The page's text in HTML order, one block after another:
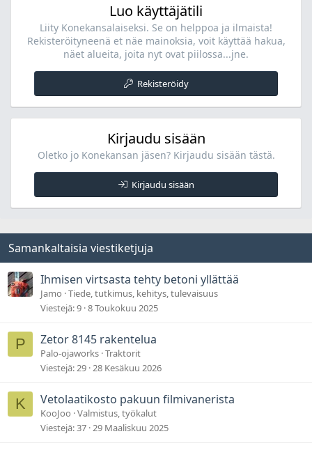
Luo käyttäjätili
Liity Konekansalaiseksi. Se on helppoa ja ilmaista!
Rekisteröityneenä et näe mainoksia, voit käyttää hakua,
näet alueita, joita nyt ovat piilossa...jne.
Rekisteröidy
Kirjaudu sisään
Oletko jo Konekansan jäsen? Kirjaudu sisään tästä.
Kirjaudu sisään
Samankaltaisia viestiketjuja
Ihmisen virtsasta tehty betoni yllättää
Jamo Tiede, tutkimus, kehitys, tulevaisuus
Viestejä 9 8 Toukokuu 2025
P Zetor 8145 rakentelua
Palo-ojaworks Traktorit
Viestejä 29 28 Kesäkuu 2026
K Vetolaatikosto pakuun filmivanerista
KooJoo Valmistus, työkalut
Viestejä 37 29 Maaliskuu 2025